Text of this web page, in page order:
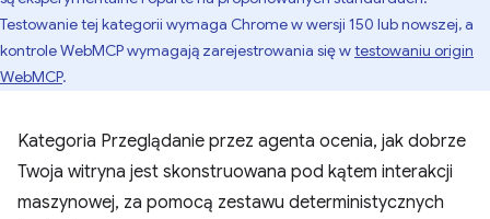
Testowanie tej kategorii wymaga Chrome w wersji 150 lub nowszej, a
kontrole WebMCP wymagają zarejestrowania się wtestowaniu origin
WebMCP.
Kategoria Przeglądanie przez agenta ocenia, jak dobrze
Twoja witryna jest skonstruowana pod kątem interakcji
maszynowej, za pomocą zestawu deterministycznych